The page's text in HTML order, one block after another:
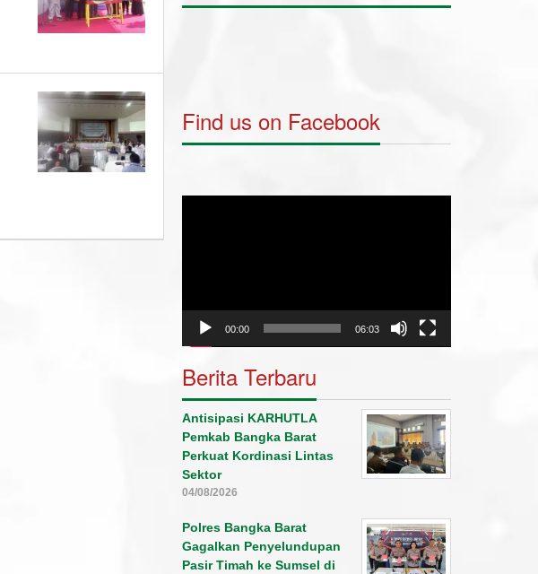
Find us on Facebook
00:00 06:03
Berita Terbaru
Antisipasi KARHUTLA
Pemkab Bangka Barat
Perkuat Kordinasi Lintas
Sektor
04/08/2026
Polres Bangka Barat
Gagalkan Penyelundupan
Pasir Timah ke Sumsel di